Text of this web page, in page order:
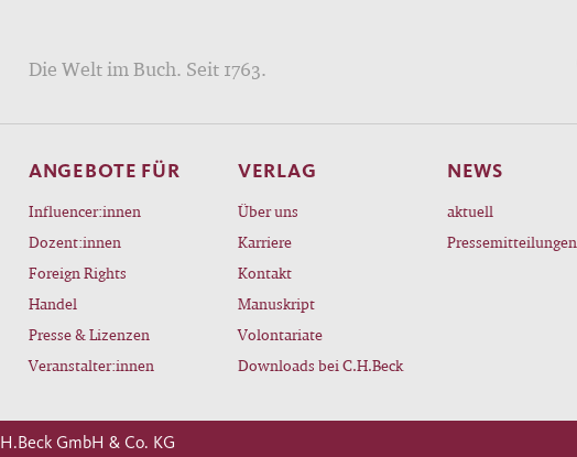
Die Welt im Buch. Seit 1763.
ANGEBOTE FÜR
Influencer:innen
Dozent:innen
Foreign Rights
Handel
Presse & Lizenzen
Veranstalter:innen
VERLAG
Über uns
Karriere
Kontakt
Manuskript
Volontariate
Downloads bei C.H.Beck
NEWS
aktuell
Pressemitteilungen
GmbH & Co. KG